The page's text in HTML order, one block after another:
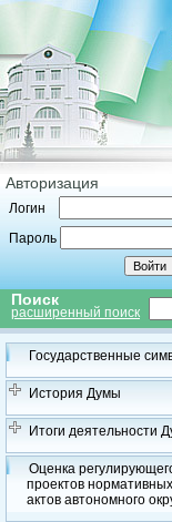
Авторизация
Логин
Пароль
Поиск
расширенный поиск
Государственные
История Думы
Итоги деятельности
Оценка
проектов
актов автономного